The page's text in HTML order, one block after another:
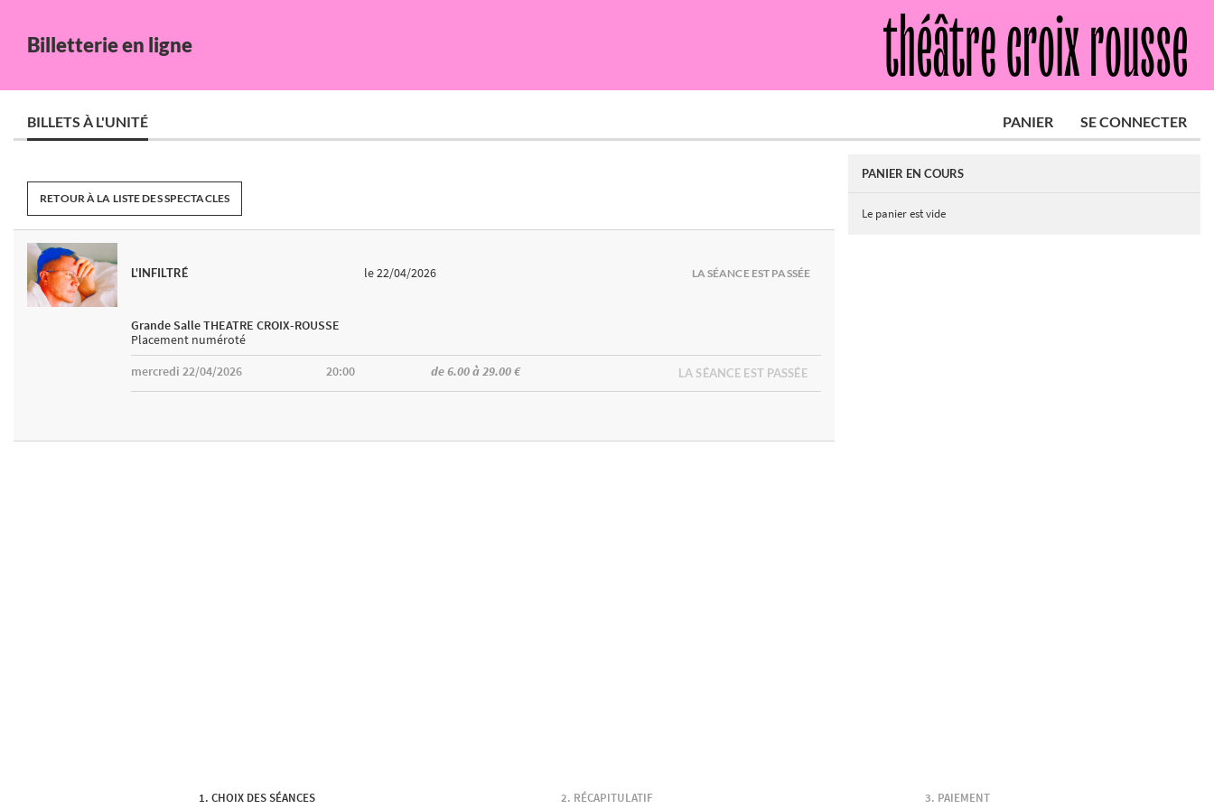
Billetterie en ligne
BILLETS À L'UNITÉ PANIER SE CONNECTER
RETOUR À LA LISTE DES SPECTACLES
L'INFILTRÉ le 22/04/2026 LA SÉANCE EST PASSÉE
Grande Salle THEATRE CROIX-ROUSSE
Placement numéroté
mercredi 22/04/2026
20:00 de 6.00 à 29.00 € LA SÉANCE EST PASSÉE
PANIER EN COURS
Le panier est vide
CHOIX DES SÉANCES RÉCAPITULATIF PAIEMENT